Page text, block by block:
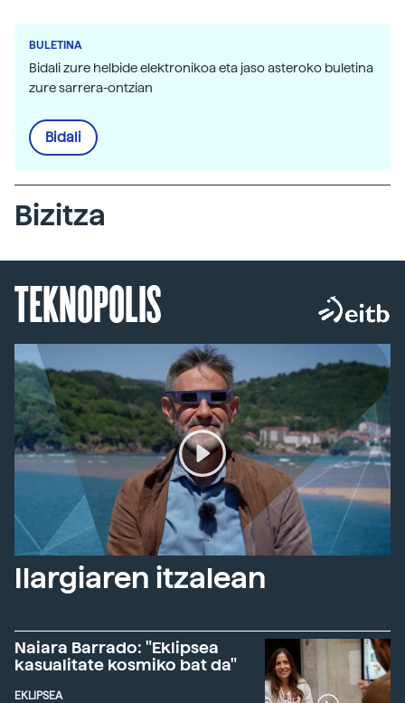
BULETINA
Bidali zure helbide elektronikoa eta jaso asteroko buletina
zure sarrera-ontzian
Bidali
Bizitza
TEKNOPOLIS
Ilargiaren itzalean
Naiara Barrado: "Eklipsea
kasualitate kosmiko bat da"
EKLIPSEA